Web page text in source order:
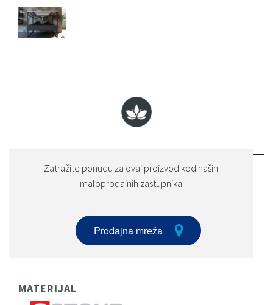
Zatražite ponudu za ovaj proizvod kod naših
maloprodajnih zastupnika
Prodajna mreža
MATERIJAL